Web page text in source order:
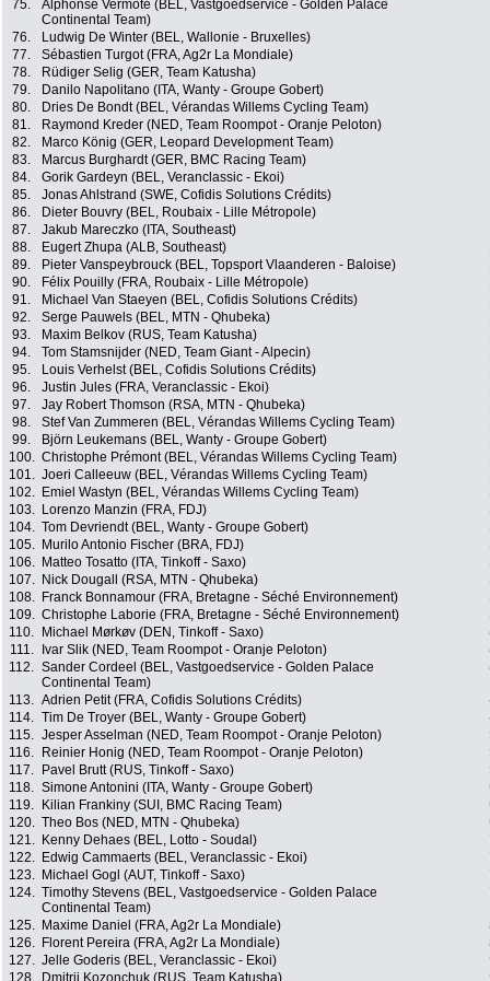
75.
Alphonse Vermote (BEL, Vastgoedservice - Golden Palace
Continental Team)
76. Ludwig De Winter (BEL, Wallonie - Bruxelles)
77.
Sébastien Turgot (FRA, Ag2r La Mondiale)
78.
Rüdiger Selig (GER, Team Katusha)
79.
Danilo Napolitano (ITA, Wanty - Groupe Gobert)
80.
Dries De Bondt (BEL, Vérandas Willems Cycling Team)
81.
Raymond Kreder (NED, Team Roompot - Oranje Peloton)
82.
Marco König (GER, Leopard Development Team)
83.
Marcus Burghardt (GER, BMC Racing Team)
84.
Gorik Gardeyn (BEL, Veranclassic - Ekoi)
85.
Jonas Ahlstrand (SWE, Cofidis Solutions Crédits)
86.
Dieter Bouvry (BEL, Roubaix - Lille Métropole)
87.
Jakub Mareczko (ITA, Southeast)
88.
Eugert Zhupa (ALB, Southeast)
89.
Pieter Vanspeybrouck (BEL, Topsport Vlaanderen - Baloise)
90.
Félix Pouilly (FRA, Roubaix - Lille Métropole)
91.
Michael Van Staeyen (BEL, Cofidis Solutions Crédits)
92.
Serge Pauwels (BEL, MTN - Qhubeka)
93.
Maxim Belkov (RUS, Team Katusha)
94.
Tom Stamsnijder (NED, Team Giant - Alpecin)
95.
Louis Verhelst (BEL, Cofidis Solutions Crédits)
96.
Justin Jules (FRA, Veranclassic - Ekoi)
97.
Jay Robert Thomson (RSA, MTN - Qhubeka)
98.
Stef Van Zummeren (BEL, Vérandas Willems Cycling Team)
99.
Björn Leukemans (BEL, Wanty - Groupe Gobert)
100. Christophe Prémont (BEL, Vérandas Willems Cycling Team)
101. Joeri Calleeuw (BEL, Vérandas Willems Cycling Team)
102.
Emiel Wastyn (BEL, Vérandas Willems Cycling Team)
103.
Lorenzo Manzin (FRA, FDJ)
104. Tom Devriendt (BEL, Wanty - Groupe Gobert)
105.
Murilo Antonio Fischer (BRA, FDJ)
106.
Matteo Tosatto (ITA, Tinkoff - Saxo)
107.
Nick Dougall (RSA, MTN - Qhubeka)
108.
Franck Bonnamour (FRA, Bretagne - Séché Environnement)
109. Christophe Laborie (FRA, Bretagne - Séché Environnement)
110.
Michael Mørkøv (DEN, Tinkoff - Saxo)
111.
Ivar Slik (NED, Team Roompot - Oranje Peloton)
112. Sander Cordeel (BEL, Vastgoedservice - Golden Palace
Continental Team)
113. Adrien Petit (FRA, Cofidis Solutions Crédits)
114. Tim De Troyer (BEL, Wanty - Groupe Gobert)
115. Jesper Asselman (NED, Team Roompot - Oranje Peloton)
116.
Reinier Honig (NED, Team Roompot - Oranje Peloton)
117.
Pavel Brutt (RUS, Tinkoff - Saxo)
118. Simone Antonini (ITA, Wanty - Groupe Gobert)
119.
Kilian Frankiny (SUI, BMC Racing Team)
120. Theo Bos (NED, MTN - Qhubeka)
121.
Kenny Dehaes (BEL, Lotto - Soudal)
122.
Edwig Cammaerts (BEL, Veranclassic - Ekoi)
123.
Michael Gogl (AUT, Tinkoff - Saxo)
124. Timothy Stevens (BEL, Vastgoedservice - Golden Palace
Continental Team)
125. Maxime Daniel (FRA, Ag2r La Mondiale)
126.
Florent Pereira (FRA, Ag2r La Mondiale)
127. Jelle Goderis (BEL, Veranclassic - Ekoi)